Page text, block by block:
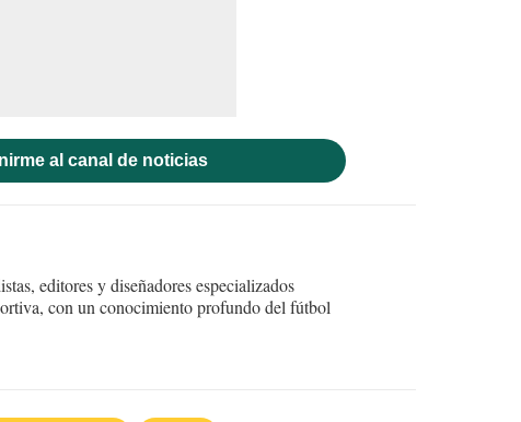
al canal de noticias
editores y diseñadores especializados
con un conocimiento profundo del fútbol